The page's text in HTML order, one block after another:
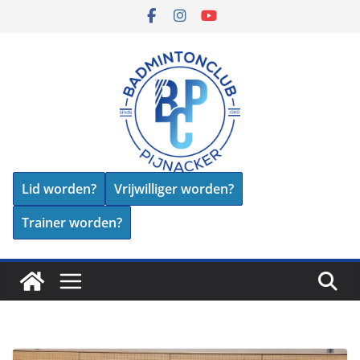
Lid worden?
Vrijwilliger worden?
Trainer worden?